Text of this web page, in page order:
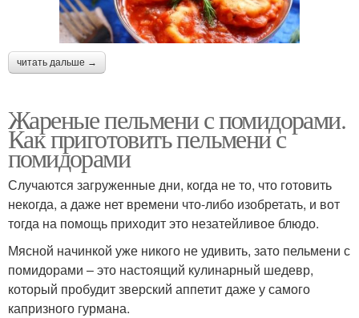
читать дальше →
Жареные пельмени с помидорами.
Как приготовить пельмени с
помидорами
Случаются загруженные дни, когда не то, что готовить
некогда, а даже нет времени что-либо изобретать, и вот
тогда на помощь приходит это незатейливое блюдо.
Мясной начинкой уже никого не удивить, зато пельмени с
помидорами – это настоящий кулинарный шедевр,
который пробудит зверский аппетит даже у самого
капризного гурмана.